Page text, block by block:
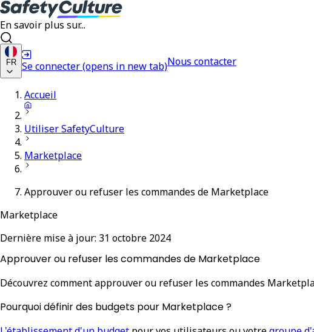
En savoir plus sur...
FR Se connecter(opens in new tab)Nous contacter
Accueil
Utiliser SafetyCulture
Marketplace
Approuver ou refuser les commandes de Marketplace
Marketplace
Dernière mise à jour: 31 octobre 2024
Approuver ou refuser les commandes de Marketplace
Découvrez comment approuver ou refuser les commandes
Pourquoi définir des budgets pour Marketplace ?